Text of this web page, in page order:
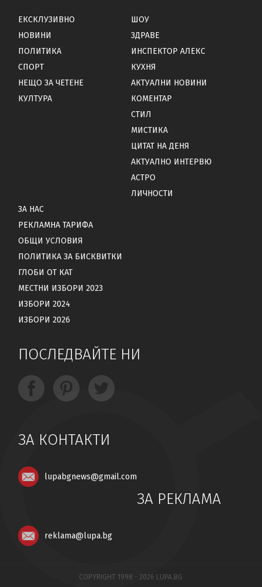
ЕКСКЛУЗИВНО
НОВИНИ
ПОЛИТИКА
СПОРТ
НЕЩО ЗА ЧЕТЕНЕ
КУЛТУРА
ШОУ
ЗДРАВЕ
ИНСПЕКТОР АЛЕКС
КУХНЯ
АКТУАЛНИ НОВИНИ
КОМЕНТАР
СТИЛ
МИСТИКА
ЦИТАТ НА ДЕНЯ
АКТУАЛНО ИНТЕРВЮ
АСТРО
ЛИЧНОСТИ
ЗА НАС
РЕКЛАМНА ТАРИФА
ОБЩИ УСЛОВИЯ
ПОЛИТИКА ЗА БИСКВИТКИ
ГЛОБИ ОТ КАТ
МЕСТНИ ИЗБОРИ 2023
ИЗБОРИ 2024
ИЗБОРИ 2026
ПОСЛЕДВАЙТЕ НИ
ЗА КОНТАКТИ
lupabgnews@gmail.com
ЗА РЕКЛАМА
reklama@lupa.bg
COPYRIGHT 1998 - 2026 LUPA.BG